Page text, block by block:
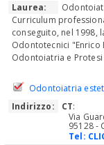
Laurea:
Curriculum
conseguito, nel 1998,
Odontotecnici "Enrico
Odontoiatria e
Odontoiatria
Indirizzo:
CT:
Via
95128 -
Tel: